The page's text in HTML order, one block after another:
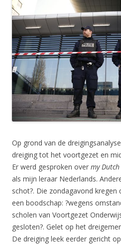
Op grond van de
dreiging tot het voortgezet en
Er werd gesproken over my
als mijn leraar Nederlands.
schot?. Die zondagavond kregen
een boodschap: ?wegens
scholen van Voortgezet
gesloten?. Gelet op het
De dreiging leek eerder gericht